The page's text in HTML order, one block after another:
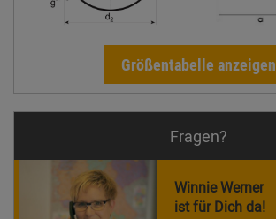
Größentabelle anzeigen
Fragen?
Winnie Werner
ist für Dich da!